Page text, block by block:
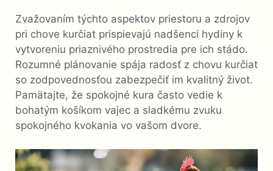
Zvažovaním týchto aspektov priestoru a zdrojov
pri chove kurčiat prispievajú nadšenci hydiny k
vytvoreniu priaznivého prostredia pre ich stádo.
Rozumné plánovanie spája radosť z chovu kurčiat
so zodpovednosťou zabezpečiť im kvalitný život.
Pamätajte, že spokojné kura často vedie k
bohatým košíkom vajec a sladkému zvuku
spokojného kvokania vo vašom dvore.